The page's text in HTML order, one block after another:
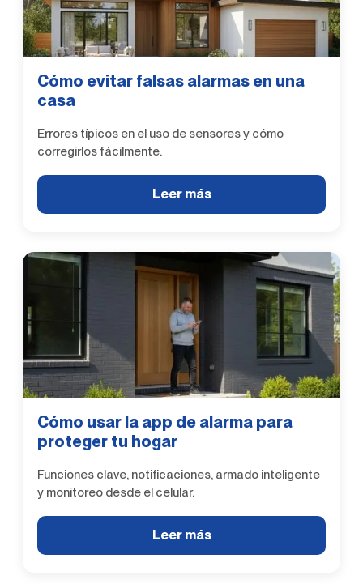
Cómo evitar falsas alarmas en una
casa
Errores típicos en el uso de sensores y cómo
corregirlos fácilmente.
Leer más
Cómo usar la app de alarma para
proteger tu hogar
Funciones clave, notificaciones, armado inteligente
y monitoreo desde el celular.
Leer más